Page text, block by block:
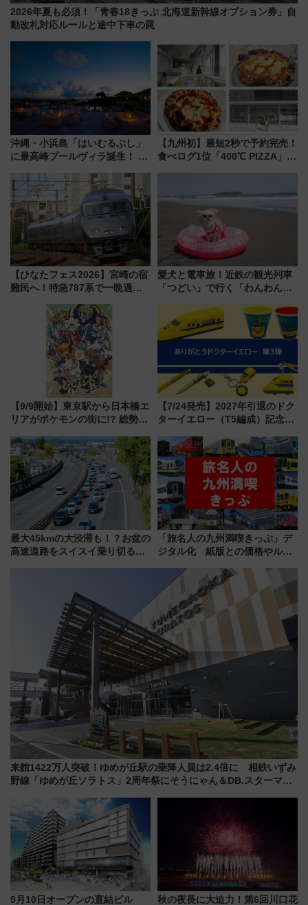
2026年夏も必須！「青春18きっぷ 北海道新幹線オプション券」自
動改札対応ルールと途中下車の罠
沖縄・小浜島「はいむるぶし」
に最高峰プールヴィラ誕生！ 石
美旅「何もしない贅沢」を体験
してみない？
【九州初】最短2秒で予約完売！
食べログ1位「400℃ PIZZA」が
【ひなたフェス2026】宮崎の宿
難民へ！特急787系で一晩過ご
ローおひさま」が救世主に？
愛犬と電車旅！近鉄の観光列車
「つどい」で行く「わんわん列
める日帰りツアー
【9/9開始】東京駅から日本橋エ
リアがポケモンの街に!? 総勢
リサーチ」本格謎解き・グッズ
情報まとめ
【7/24発売】2027年引退のドク
ターイエロー（T5編成）記念グ
送の目覚まし時計など通販・販
売店舗まとめ
最大45kmの大渋滞も！？お盆の
高速道路をスイスイ乗り切る快
「旅名人の九州満喫きっぷ」デ
ジタル化 紙版との価格やルー
来館1422万人突破！ゆめが丘駅の乗降人員は2.4倍に 相鉄いずみ
野線「ゆめが丘ソラトス」2周年祭にそうにゃん＆DB.スターマン
9月10日オープンの直結ビル 秋の夜長に大迫力！第6回川口花